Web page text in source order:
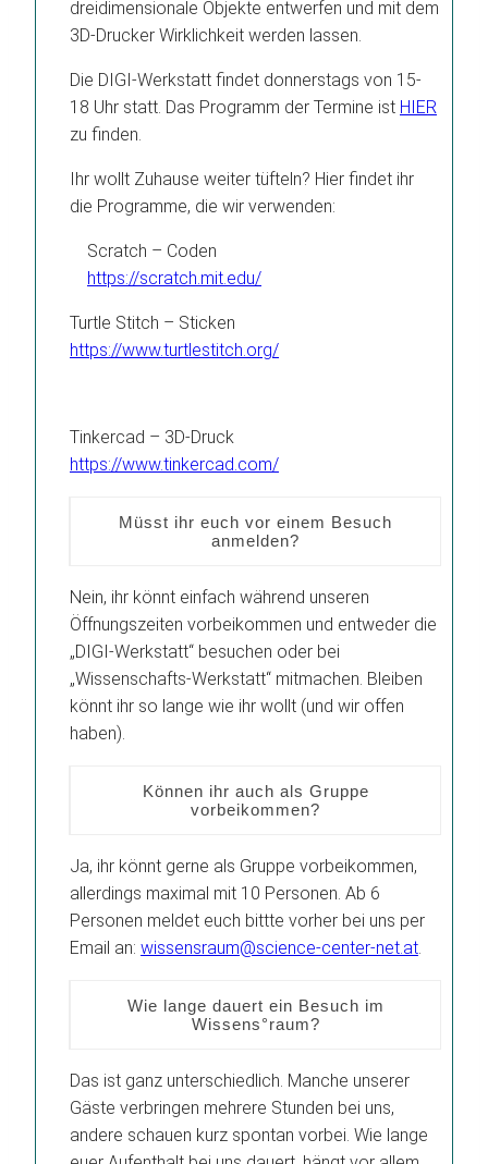
dreidimensionale Objekte entwerfen und mit dem
3D-Drucker Wirklichkeit werden lassen.
Die DIGI-Werkstatt findet donnerstags von 15-
18 Uhr statt. Das Programm der Termine ist HIER
zu finden.
Ihr wollt Zuhause weiter tüfteln? Hier findet ihr
die Programme, die wir verwenden:
Scratch – Coden
https://scratch.mit.edu/
Turtle Stitch – Sticken
https://www.turtlestitch.org/
Tinkercad – 3D-Druck
https://www.tinkercad.com/
Müsst ihr euch vor einem Besuch
anmelden?
Nein, ihr könnt einfach während unseren
Öffnungszeiten vorbeikommen und entweder die
„DIGI-Werkstatt“ besuchen oder bei
„Wissenschafts-Werkstatt“ mitmachen. Bleiben
könnt ihr so lange wie ihr wollt (und wir offen
haben).
Können ihr auch als Gruppe
vorbeikommen?
Ja, ihr könnt gerne als Gruppe vorbeikommen,
allerdings maximal mit 10 Personen. Ab 6
Personen meldet euch bittte vorher bei uns per
Email an: wissensraum@science-center-net.at.
Wie lange dauert ein Besuch im
Wissens°raum?
Das ist ganz unterschiedlich. Manche unserer
Gäste verbringen mehrere Stunden bei uns,
andere schauen kurz spontan vorbei. Wie lange